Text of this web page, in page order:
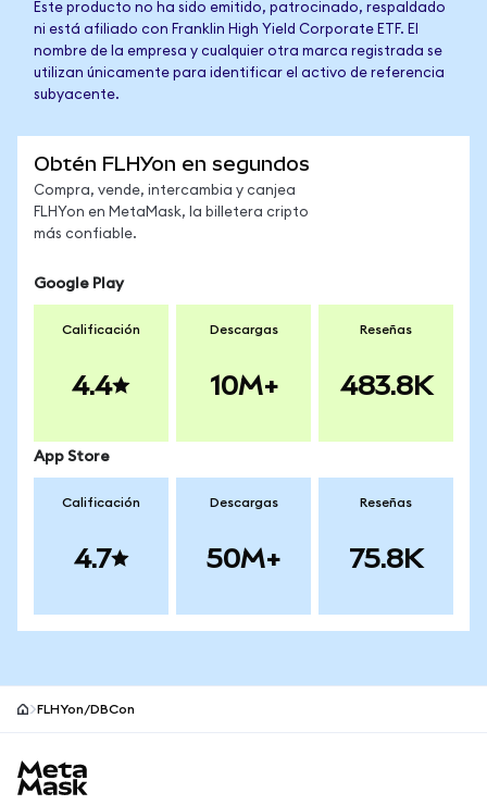
Este producto no ha sido emitido, patrocinado, respaldado
ni está afiliado con Franklin High Yield Corporate ETF. El
nombre de la empresa y cualquier otra marca registrada se
utilizan únicamente para identificar el activo de referencia
subyacente.
Obtén FLHYon en segundos
Compra, vende, intercambia y canjea
FLHYon en MetaMask, la billetera cripto
más confiable.
Google Play
Calificación
4.4
Descargas
10M+
Reseñas
483.8K
App Store
Calificación
4.7
Descargas
50M+
Reseñas
75.8K
FLHYon/DBCon